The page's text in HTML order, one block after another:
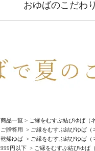
おゆばのこだわり
商品一覧 > ご縁をむすぶ結びゆば（
ご贈答用 > ご縁をむすぶ結びゆば（
乾燥ゆば > ご縁をむすぶ結びゆば（
999円以下 > ご縁をむすぶ結びゆば